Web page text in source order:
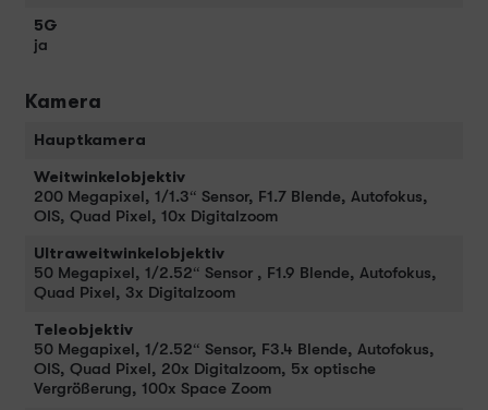
5G
ja
Kamera
Hauptkamera
Weitwinkelobjektiv
200 Megapixel, 1/1.3“ Sensor, F1.7 Blende, Autofokus,
OIS, Quad Pixel, 10x Digitalzoom
Ultraweitwinkelobjektiv
50 Megapixel, 1/2.52“ Sensor , F1.9 Blende, Autofokus,
Quad Pixel, 3x Digitalzoom
Teleobjektiv
50 Megapixel, 1/2.52“ Sensor, F3.4 Blende, Autofokus,
OIS, Quad Pixel, 20x Digitalzoom, 5x optische
Vergrößerung, 100x Space Zoom